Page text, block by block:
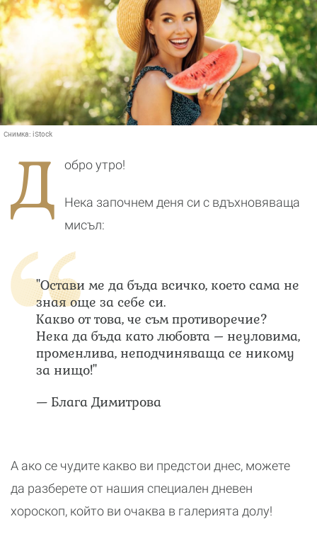
Снимка: iStock
Д обро утро!
Нека започнем деня си с вдъхновяваща
мисъл:
"Остави ме да бъда всичко, което сама не
зная още за себе си.
Какво от това, че съм противоречие?
Нека да бъда като любовта – неуловима,
променлива, неподчиняваща се никому
за нищо!"
— Блага Димитрова
А ако се чудите какво ви предстои днес, можете
да разберете от нашия специален дневен
хороскоп, който ви очаква в галерията долу!